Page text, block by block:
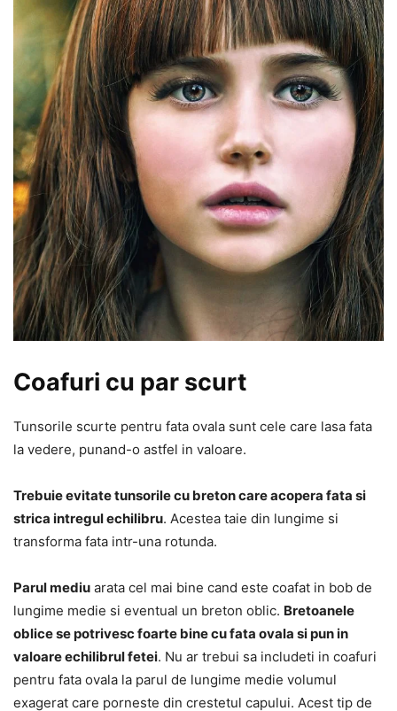
Coafuri cu par scurt
Tunsorile scurte pentru fata ovala sunt cele care lasa fata
la vedere, punand-o astfel in valoare.
Trebuie evitate tunsorile cu breton care acopera fata si
strica intregul echilibru. Acestea taie din lungime si
transforma fata intr-una rotunda.
Parul mediu arata cel mai bine cand este coafat in bob de
lungime medie si eventual un breton oblic. Bretoanele
oblice se potrivesc foarte bine cu fata ovala si pun in
valoare echilibrul fetei. Nu ar trebui sa includeti in coafuri
pentru fata ovala la parul de lungime medie volumul
exagerat care porneste din crestetul capului. Acest tip de